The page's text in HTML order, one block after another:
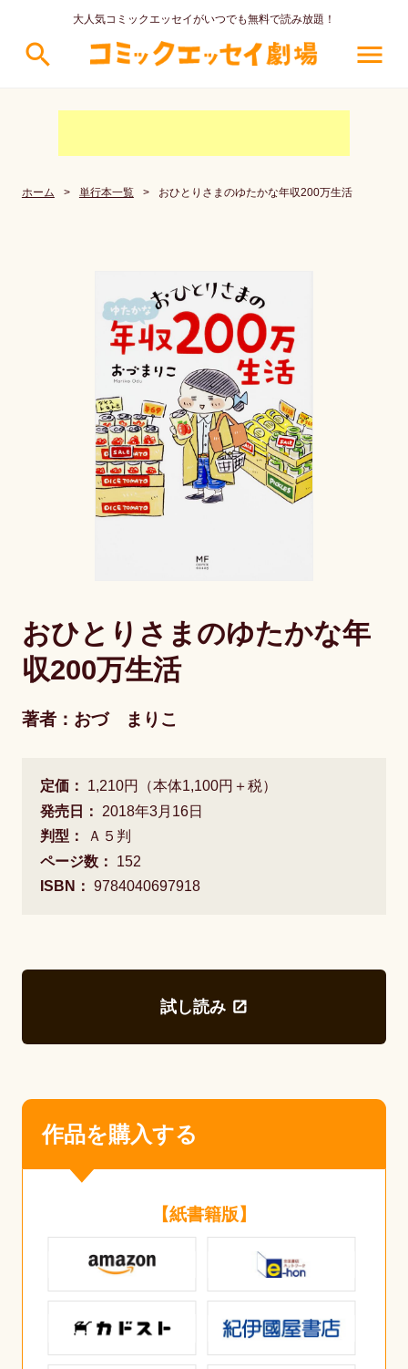
大人気コミックエッセイがいつでも無料で読み放題！
search menu
ホーム > 単行本一覧 > おひとりさまのゆたかな年収200万生活
おひとりさまのゆたかな年
収200万生活
著者：おづ まりこ
定価：
1,210円（本体1,100円＋税）
発売日：
2018年3月16日
判型：
Ａ５判
ページ数：
152
ISBN： 9784040697918
試し読み
作品を購入する
【紙書籍版】